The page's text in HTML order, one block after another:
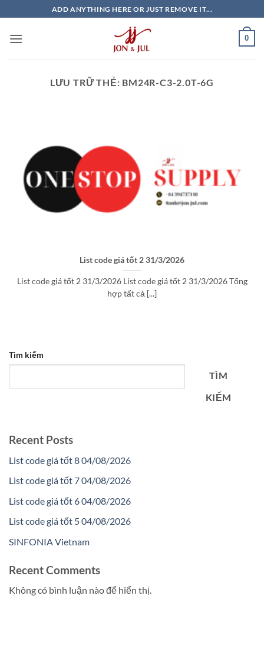
qua
nội
ADD ANYTHING HERE OR JUST REMOVE IT...
0
LƯU TRỮ THẺ: BM24R-C3-2.0T-6G
List code giá tốt 2 31/3/2026
List code giá tốt 2 31/3/2026 List code giá tốt 2 31/3/2026 Tổng
hợp tất cả [...]
Tìm kiếm
TÌM
KIẾM
Recent Posts
List code giá tốt 8 04/08/2026
List code giá tốt 7 04/08/2026
List code giá tốt 6 04/08/2026
List code giá tốt 5 04/08/2026
SINFONIA Vietnam
Recent Comments
Không có bình luận nào để hiển thị.